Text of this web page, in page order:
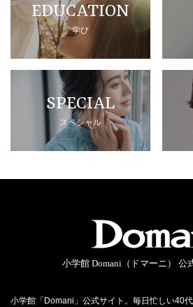
EDUCATION
学び
SPECIAL
スペシャル
小学館 Domani（ドマーニ） 公
小学館「Domani」公式サイト。毎日忙しい40